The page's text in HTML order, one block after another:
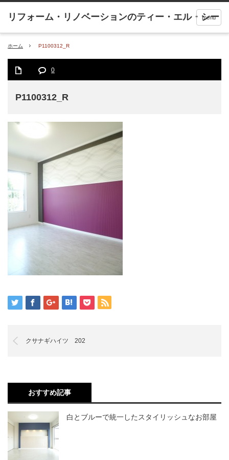
menu
ホーム P1100312_R
0
P1100312_R
クサナギハイツ 202
おすすめ記事
白とブルーで統一したスタイリッシュなお部屋